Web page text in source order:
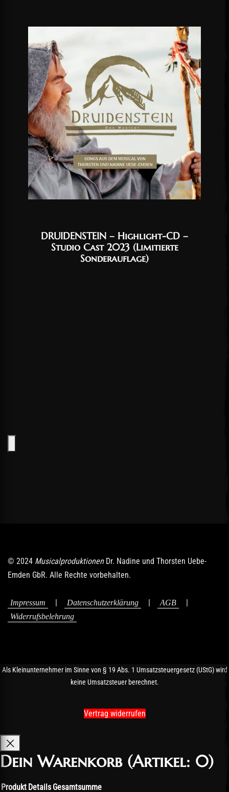
DRUIDENSTEIN – Highlight-CD –
Studio Cast 2023 (Limitierte
Sonderauflage)
© 2024 MusicalproduktionenDr. Nadine und Thorsten Uebe-
Emden GbR. Alle Rechte vorbehalten.
Impressum Datenschutzerklärung AGB
Widerrufsbelehrung
Als Kleinunternehmer im Sinne von § 19 Abs. 1 Umsatzsteuergesetz (UStG) wird
keine Umsatzsteuer berechnet.
Vertrag widerrufen
Dein Warenkorb (Artikel: 0)
Produkt Details Gesamtsumme